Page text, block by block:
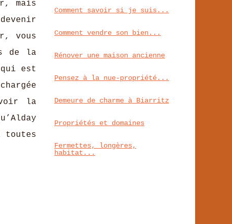
mais
vous
de la
qui est
la
toutes
Comment savoir si je suis...
Comment vendre son bien...
Rénover une maison ancienne
Pensez à la nue-propriété...
Demeure de charme à Biarritz
Propriétés et domaines
Fermettes, longères,
habitat...